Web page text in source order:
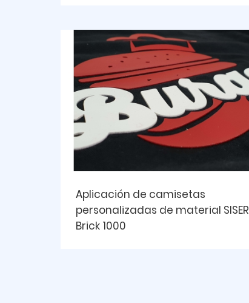
Aplicación de camisetas
personalizadas de material SISER
Brick 1000